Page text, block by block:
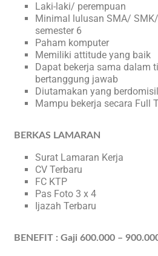
Laki-laki/ perempuan
Minimal lulusan SMA/
semester 6
Paham komputer
Memiliki attitude yang baik
Dapat bekerja sama dalam
bertanggung jawab
Diutamakan yang
Mampu bekerja secara Full
BERKAS LAMARAN
Surat Lamaran Kerja
CV Terbaru
FC KTP
Pas Foto 3 x 4
Ijazah Terbaru
BENEFIT : Gaji 600.000 –